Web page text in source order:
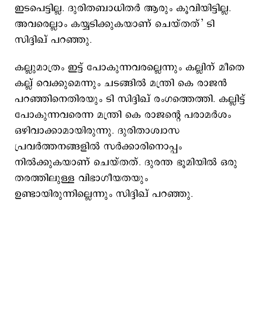
ഇടപെട്ടില്ല. ദുരിതബാധിതർ ആരും കൂവിയിട്ടില്ല.
അവരെല്ലാം കയ്യടിക്കുകയാണ് ചെയ്തത്’ ടി
സിദ്ദിഖ് പറഞ്ഞു.
കല്ലുമാത്രം ഇട്ട് പോകുന്നവരല്ലെന്നും കല്ലിന് മീതെ
കല്ല് വെക്കുമെന്നും ചടങ്ങിൽ മന്ത്രി കെ രാജൻ
പറഞ്ഞിനെതിരയും ടി സിദ്ദിഖ് രംഗത്തെത്തി. കല്ലിട്ട്
പോകുന്നവരെന്ന മന്ത്രി കെ രാജന്റെ പരാമർശം
ഒഴിവാക്കാമായിരുന്നു. ദുരിതാശ്വാസ
പ്രവർത്തനങ്ങളിൽ സർക്കാരിനൊപ്പം
നിൽക്കുകയാണ് ചെയ്തത്. ദുരന്ത ഭൂമിയിൽ ഒരു
തരത്തിലുള്ള വിഭാഗീയതയും
ഉണ്ടായിരുന്നില്ലെന്നും സിദ്ദിഖ് പറഞ്ഞു.